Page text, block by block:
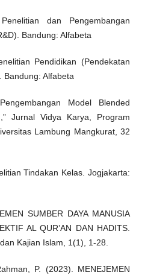
dan Pengembangan
Bandung: Alfabeta
Pendidikan (Pendekatan
Bandung: Alfabeta
Model Blended
Jurnal Vidya Karya, Program
Lambung Mangkurat, 32
Tindakan Kelas. Jogjakarta:
SUMBER DAYA MANUSIA
AL QUR’AN DAN HADITS.
Kajian Islam, 1(1), 1-28.
P. (2023). MENEJEMEN